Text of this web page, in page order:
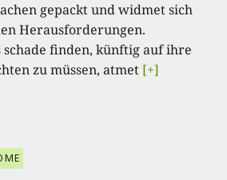
gepackt und widmet sich
Herausforderungen.
finden, künftig auf ihre
zu müssen, atmet [+]